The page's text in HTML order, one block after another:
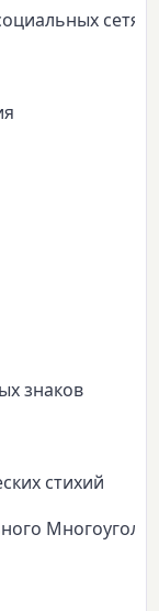
сетях
знаков
стихий